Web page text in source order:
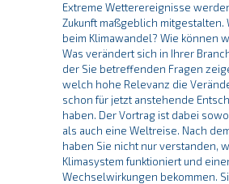
Extreme Wetterereignisse
Zukunft maßgeblich mitgestalten.
beim Klimawandel? Wie können
Was verändert sich in Ihrer
der Sie betreffenden Fragen
welch hohe Relevanz die
schon für jetzt anstehende
haben. Der Vortrag ist dabei
als auch eine Weltreise. Nach
haben Sie nicht nur verstanden,
Klimasystem funktioniert und
Wechselwirkungen bekommen.